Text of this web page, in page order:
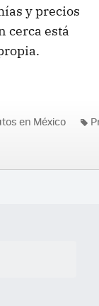
y precios
cerca está
en México